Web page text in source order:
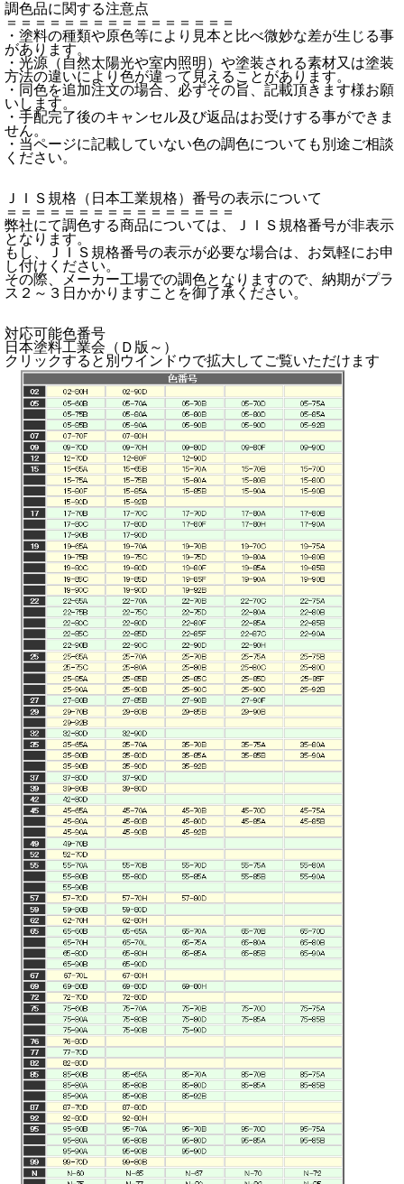
調色品に関する注意点
＝＝＝＝＝＝＝＝＝＝＝＝＝＝＝＝
・塗料の種類や原色等により見本と比べ微妙な差が生じる事
があります。
・光源（自然太陽光や室内照明）や塗装される素材又は塗装
方法の違いにより色が違って見えることがあります。
・同色を追加注文の場合、必ずその旨、記載頂きます様お願
いします。
・手配完了後のキャンセル及び返品はお受けする事ができま
せん。
・当ページに記載していない色の調色についても別途ご相談
ください。
ＪＩＳ規格（日本工業規格）番号の表示について
＝＝＝＝＝＝＝＝＝＝＝＝＝＝＝＝
弊社にて調色する商品については、ＪＩＳ規格番号が非表示
となります。
もし、ＪＩＳ規格番号の表示が必要な場合は、お気軽にお申
し付けください。
その際、メーカー工場での調色となりますので、納期がプラ
ス２～３日かかりますことを御了承ください。
対応可能色番号
日本塗料工業会（Ｄ版～）
クリックすると別ウインドウで拡大してご覧いただけます